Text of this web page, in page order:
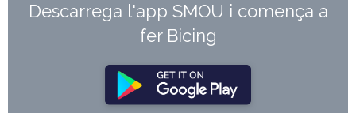
Descarrega l'app SMOU i comença a
fer Bicing